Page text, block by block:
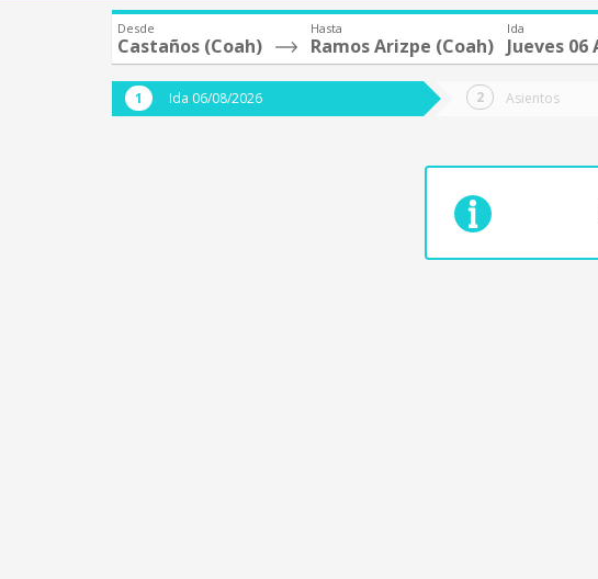
Desde
Castaños (Coah)
Hasta
Ramos Arizpe (Coah)
Ida
Jueves
Ida 06/08/2026 Asientos